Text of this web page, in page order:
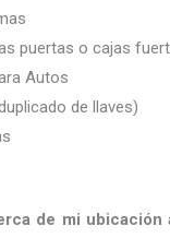
puertas o cajas
Autos
de llaves)
de mi ubicación